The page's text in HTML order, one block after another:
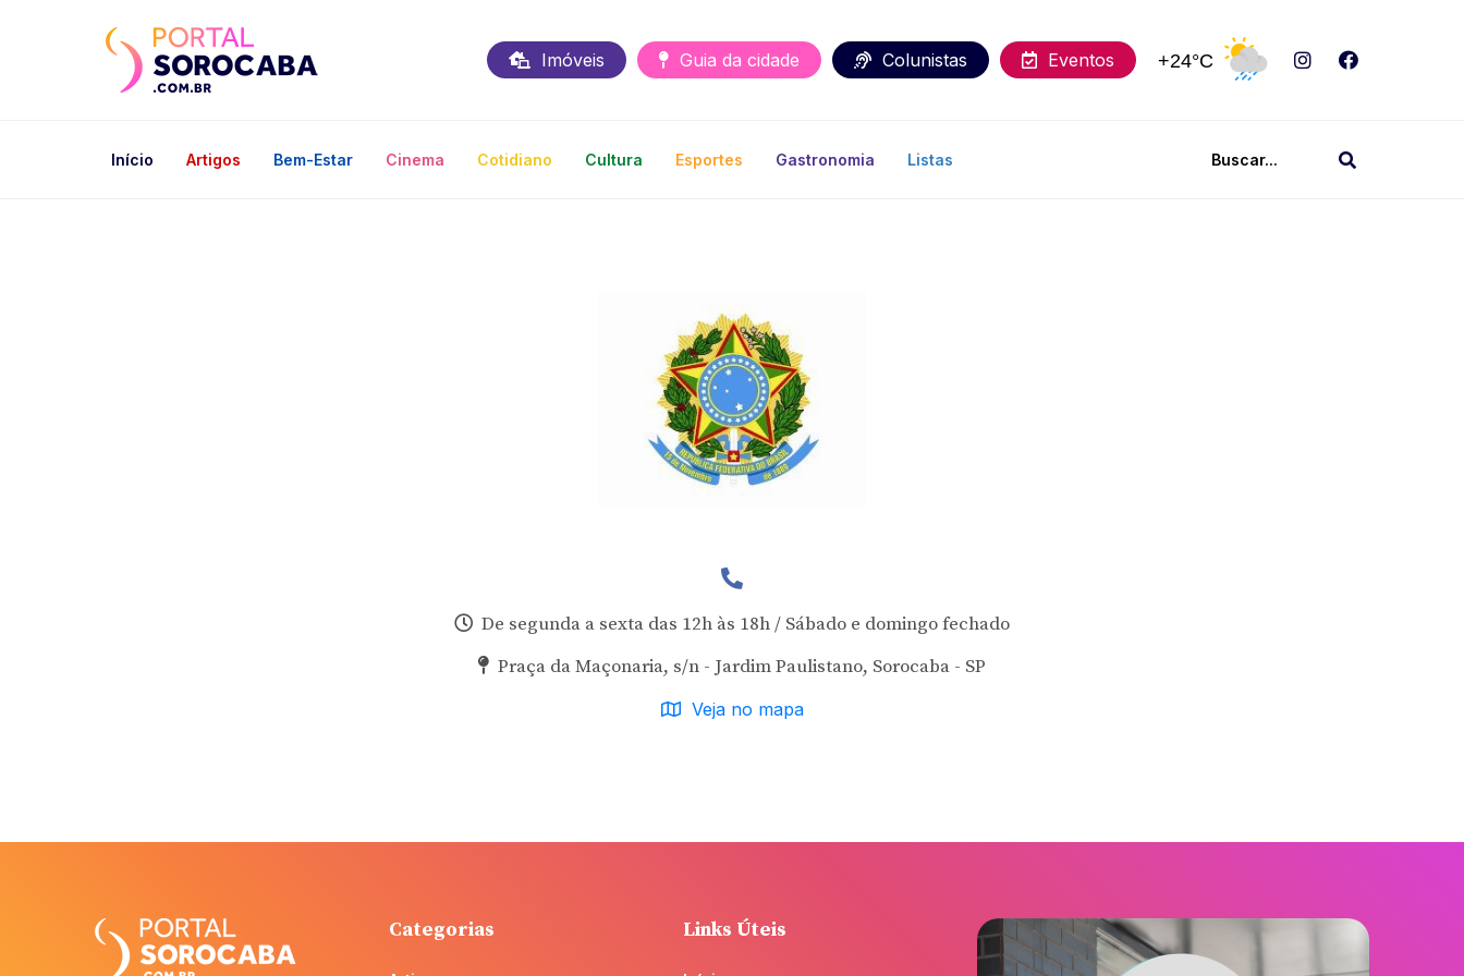
Imóveis Guia da cidade Colunistas Eventos +24°C
Início Artigos Bem-Estar Cinema Cotidiano Cultura Esportes Gastronomia Listas
De segunda a sexta das 12h às 18h / Sábado e domingo fechado
Praça da Maçonaria, s/n - Jardim Paulistano, Sorocaba - SP
Veja no mapa
Categorias Links Úteis